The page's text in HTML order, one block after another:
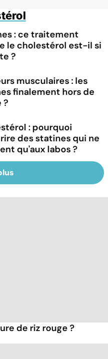
: ce traitement
le cholestérol est-il si
?
musculaires : les
finalement hors de
?
: pourquoi
des statines qui ne
qu'aux labos ?
de riz rouge ?